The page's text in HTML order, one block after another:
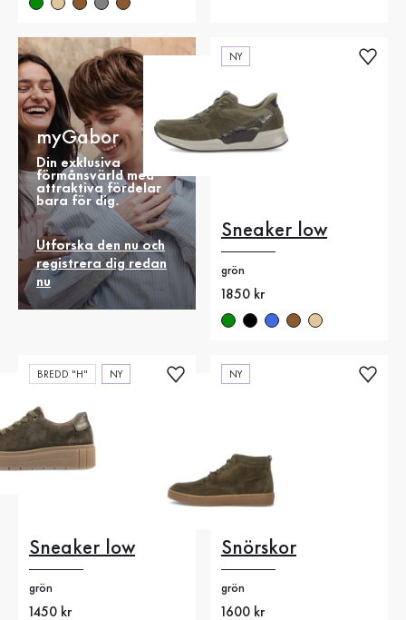
myGabor
Din exklusiva
förmånsvärld med
attraktiva fördelar
bara för dig.
Utforska den nu och
registrera dig redan
nu
NY
Sneaker low
grön
Nytt pris
1850 kr
BREDD "H" NY
Sneaker low
grön
Nytt pris
1450 kr
NY
Snörskor
grön
Nytt pris
1600 kr